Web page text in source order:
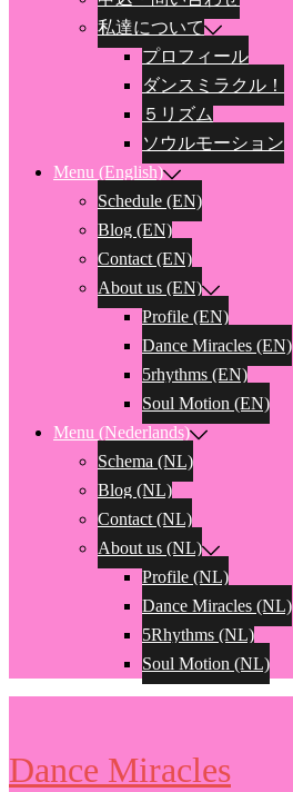
私達について
プロフィール
ダンスミラクル！
５リズム
ソウルモーション
Menu (English)
Schedule (EN)
Blog (EN)
Contact (EN)
About us (EN)
Profile (EN)
Dance Miracles (EN)
5rhythms (EN)
Soul Motion (EN)
Menu (Nederlands)
Schema (NL)
Blog (NL)
Contact (NL)
About us (NL)
Profile (NL)
Dance Miracles (NL)
5Rhythms (NL)
Soul Motion (NL)
Dance Miracles